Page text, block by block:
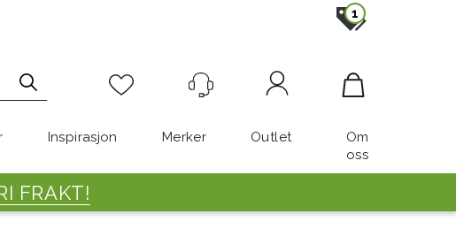
1
Inspirasjon Merker Outlet
Om
oss
FRAKT!